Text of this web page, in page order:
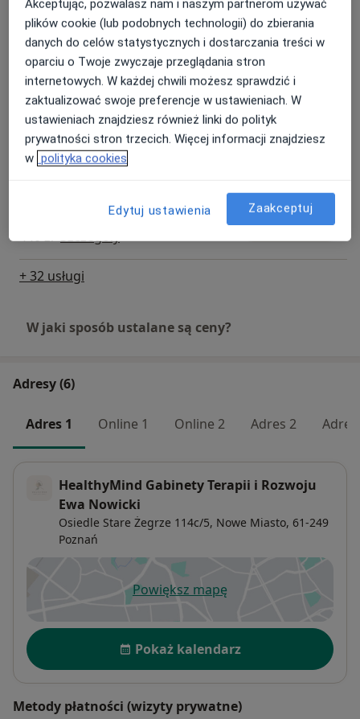
250 zł - 270 zł Szczegóły Umów wizytę
Psychoterapia depresji online
220 zł Szczegóły Umów wizytę
Psychoterapia dorosłych
220 zł Szczegóły Umów wizytę
Psychoterapia indywidualna
440 zł Szczegóły
Umów wizytę
+ 32 usługi
W jaki sposób ustalane są ceny?
Adresy (6)
Adres 1 Online 1 Online 2 Adres 2 Adres
HealthyMind Gabinety Terapii i Rozwoju
Ewa Nowicki
Osiedle Stare Żegrze 114c/5, Nowe Miasto, 61-249
Poznań
Powiększ mapęotwiera się w nowej karcie
Dostępność
Pokaż kalendarz
Metody płatności (wizyty prywatne)
Akceptując, pozwalasz nam i naszym partnerom używać
plików cookie (lub podobnych technologii) do zbierania
danych do celów statystycznych i dostarczania treści w
oparciu o Twoje zwyczaje przeglądania stron
internetowych. W każdej chwili możesz sprawdzić i
zaktualizować swoje preferencje w ustawieniach. W
ustawieniach znajdziesz również linki do polityk
prywatności stron trzecich. Więcej informacji znajdziesz
w polityka cookies
Edytuj ustawienia Zaakceptuj